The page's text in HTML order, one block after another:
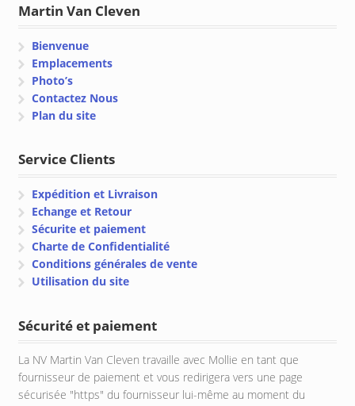
Martin Van Cleven
Bienvenue
Emplacements
Photo’s
Contactez Nous
Plan du site
Service Clients
Expédition et Livraison
Echange et Retour
Sécurite et paiement
Charte de Confidentialité
Conditions générales de vente
Utilisation du site
Sécurité et paiement
La NV Martin Van Cleven travaille avec Mollie en tant que
fournisseur de paiement et vous redirigera vers une page
sécurisée "https" du fournisseur lui-même au moment du